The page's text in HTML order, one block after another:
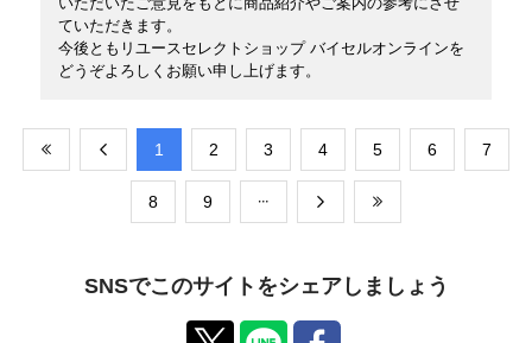
ていただきます。
今後ともリユースセレクトショップ バイセルオンラインを
どうぞよろしくお願い申し上げます。
​1 ​2 ​3 ​4 ​5 ​6 ​7
​8 ​9
SNSでこのサイトをシェアしましょう